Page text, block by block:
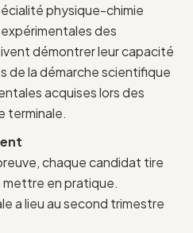
physique-chimie
des
démontrer leur capacité
de la démarche scientifique
acquises lors des
terminale.
chaque candidat tire
mettre en pratique.
a lieu au second trimestre